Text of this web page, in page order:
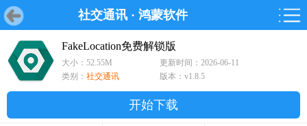
社交通讯 · 鸿蒙软件
首页 游戏 软件 鸿蒙游戏
首页 游戏 软件 鸿蒙
游戏
鸿蒙
软件
专题
FakeLocation免费解锁版
大小：52.55M
更新时间：2026-06-11
类别： 社交通讯 版本：v1.8.5
开始下载